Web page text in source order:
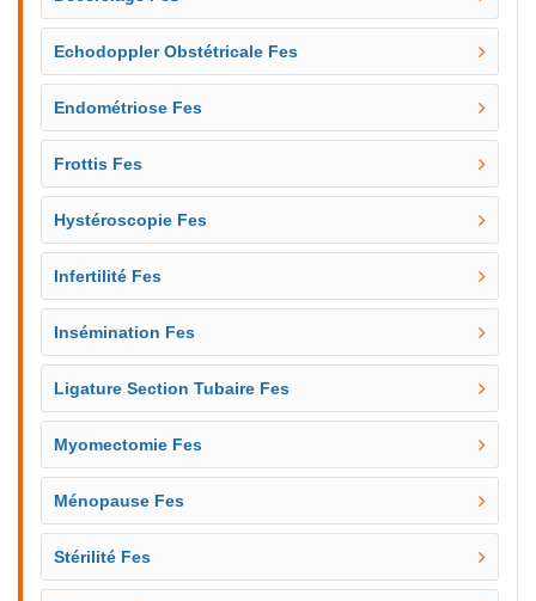
Echodoppler Obstétricale Fes
Endométriose Fes
Frottis Fes
Hystéroscopie Fes
Infertilité Fes
Insémination Fes
Ligature Section Tubaire Fes
Myomectomie Fes
Ménopause Fes
Stérilité Fes